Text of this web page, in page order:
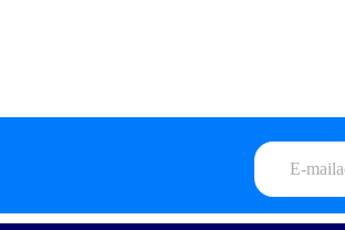
E-
mailadres